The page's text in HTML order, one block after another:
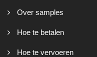
Over samples
Hoe te betalen
Hoe te vervoeren